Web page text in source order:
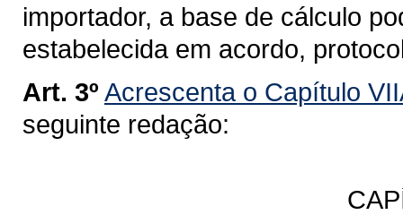
importador, a base de cálculo
estabelecida em acordo,
Art. 3º Acrescenta o Capítulo
seguinte redação: